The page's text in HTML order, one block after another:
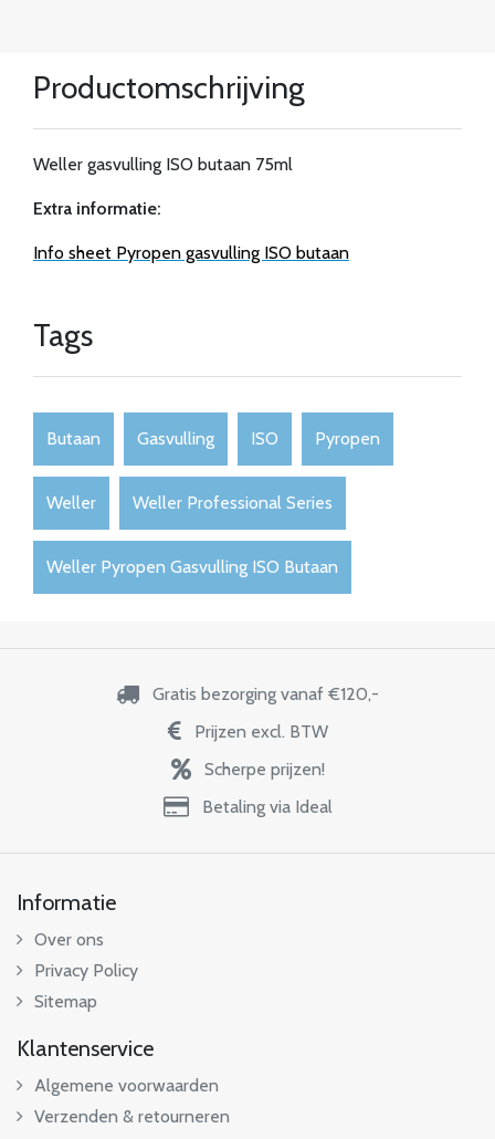
Productomschrijving
Weller gasvulling ISO butaan 75ml
Extra informatie:
Info sheet Pyropen gasvulling ISO butaan
Tags
Butaan Gasvulling ISO Pyropen
Weller Weller Professional Series
Weller Pyropen Gasvulling ISO Butaan
Gratis bezorging vanaf €120,-
Prijzen excl. BTW
Scherpe prijzen!
Betaling via Ideal
Informatie
Over ons
Privacy Policy
Sitemap
Klantenservice
Algemene voorwaarden
Verzenden & retourneren